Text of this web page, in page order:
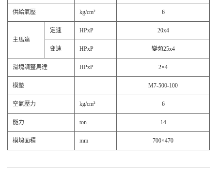
供給氣壓 kg/cm² 6
主馬達
定速 HPxP 20x4
变速 HPxP 變頻25x4
滑塊調整馬達 HPxP 2×4
模墊 M7-500-100
空氣壓力 kg/cm² 6
能力 ton 14
模塊面積 mm 700×470